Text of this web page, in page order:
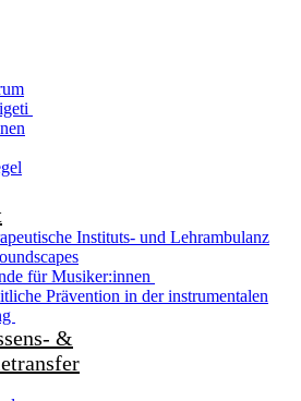
Instituts- und Lehrambulanz
für Musiker:innen
Prävention in der instrumentalen
&